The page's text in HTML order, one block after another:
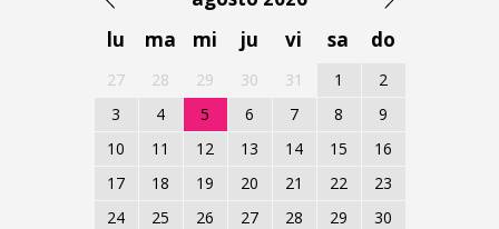
lu
ma mi ju vi sa do
27 28 29 30 31 1
2
3
4 5 6 7 8
9
10
11 12 13 14 15
16
17
18 19 20 21 22
23
24
25 26 27 28 29
30